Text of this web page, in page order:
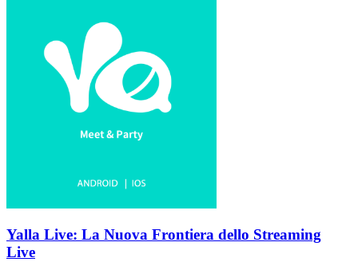
Yalla Live: La Nuova Frontiera dello Streaming
Live